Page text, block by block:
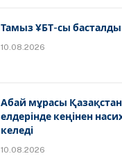
Тамыз ҰБТ-сы басталды
10.08.2026
Абай мұрасы
елдерінде кеңінен
келеді
10.08.2026